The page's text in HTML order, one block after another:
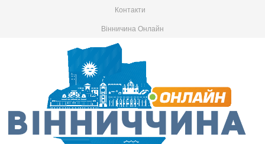
Контакти
Вінничина Онлайн